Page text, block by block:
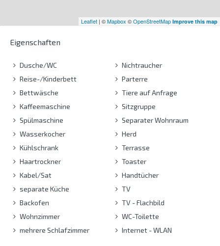
Leaflet | ©Mapbox ©OpenStreetMap Improve this map
Eigenschaften
Dusche/WC
Reise-/Kinderbett
Bettwäsche
Kaffeemaschine
Spülmaschine
Wasserkocher
Kühlschrank
Haartrockner
Kabel/Sat
separate Küche
Backofen
Wohnzimmer
mehrere Schlafzimmer
Nichtraucher
Parterre
Tiere auf Anfrage
Sitzgruppe
Separater Wohnraum
Herd
Terrasse
Toaster
Handtücher
TV
TV - Flachbild
WC-Toilette
Internet - WLAN